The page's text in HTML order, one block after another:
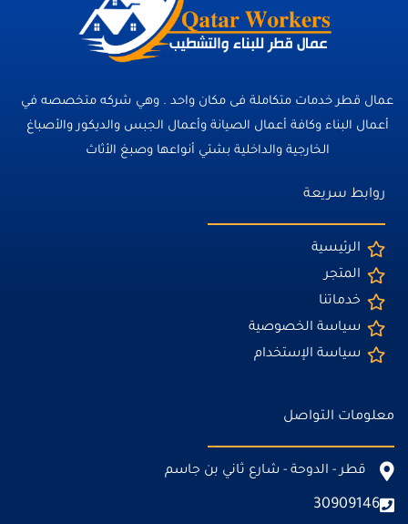
عمال قطر خدمات متكاملة فى مكان واحد . وهي شركه متخصصه في
أعمال البناء وكافة أعمال الصيانة وأعمال الجبس والديكور والأصباغ
الخارجية والداخلية بشتي أنواعها وصبغ الأثاث
روابط سريعة
الرئيسية
المتجر
خدماتنا
سياسة الخصوصية
سياسة الإستخدام
معلومات التواصل
قطر - الدوحة - شارع ثاني بن جاسم
30909146